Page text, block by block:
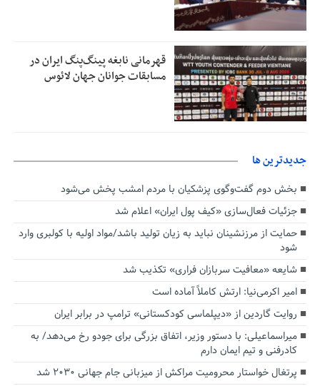
قهرمانی نابغه پینگ‌پنگ ایران در
مسابقات جوانان جهان لائوس
جديدترين ها
بخش دوم گفت‌وگوی پزشکیان با مردم امشب پخش می‌شود
جزئیات فعال‌سازی «کیف پول ایران» اعلام شد
حمایت از مرزنشینان نباید به زیان تولید باشد/مواد اولیه با کولبری وارد
شود
شایعه «معافیت سربازان فراری» تکذیب شد
امیر اکرمی‌نیا: ارتش کاملاً آماده است
روایت گاردین از «دیپلماسی کودکستانی» ترامپ در برابر ایران
میراسماعیلی: با دستور وزیر، اتفاق بزرگی برای جودو رخ می‌دهد/ به
کادرفنی و تیم ایمان دارم
پرتغال خواستار محرومیت مراکش از میزبانی جام جهانی ۲۰۳۰ شد